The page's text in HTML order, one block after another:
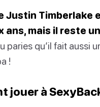
Justin Timberlake
ans, mais il reste
paries qu’il fait aussi
!
jouer à